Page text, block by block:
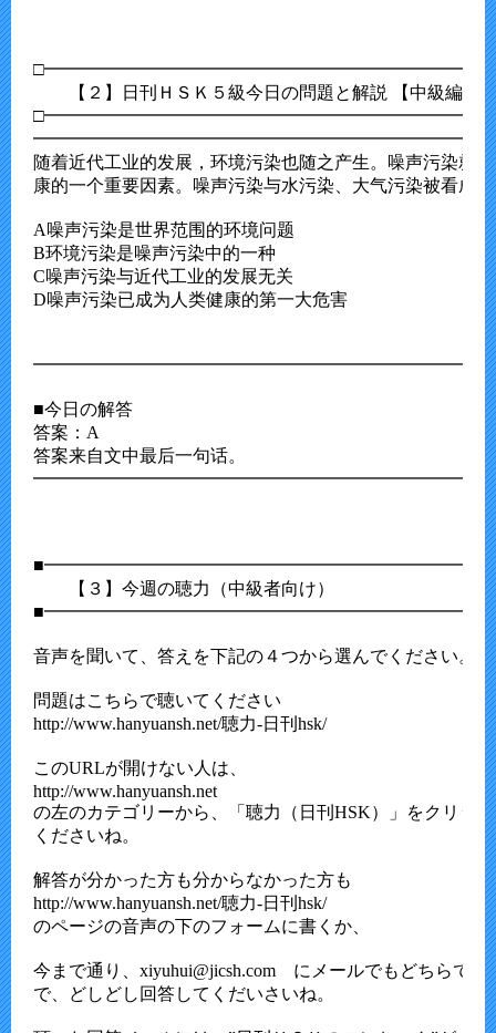
【２】日刊ＨＳＫ５級今日の問題と解説 【中級編】
随着近代工业的发展，环境污染也随之产生。噪声污染就
康的一个重要因素。噪声污染与水污染、大气污染被看成
A噪声污染是世界范围的环境问题
B环境污染是噪声污染中的一种
C噪声污染与近代工业的发展无关
D噪声污染已成为人类健康的第一大危害
■今日の解答
答案：A
答案来自文中最后一句话。
【３】今週の聴力（中級者向け）
音声を聞いて、答えを下記の４つから選んでください。
問題はこちらで聴いてください
http://www.hanyuansh.net/聴力-日刊hsk/
このURLが開けない人は、
http://www.hanyuansh.net
の左のカテゴリーから、「聴力（日刊HSK）」をクリッ
くださいね。
解答が分かった方も分からなかった方も
http://www.hanyuansh.net/聴力-日刊hsk/
のページの音声の下のフォームに書くか、
今まで通り、xiyuhui@jicsh.com　にメールでもどちらでも
で、どしどし回答してくだいさいね。